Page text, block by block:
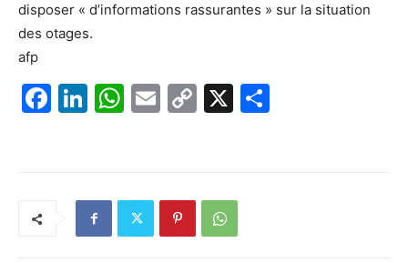
disposer « d’informations rassurantes » sur la situation
des otages.
afp
F
Li
dI
n
W
A
p
E
C
Li
n
X